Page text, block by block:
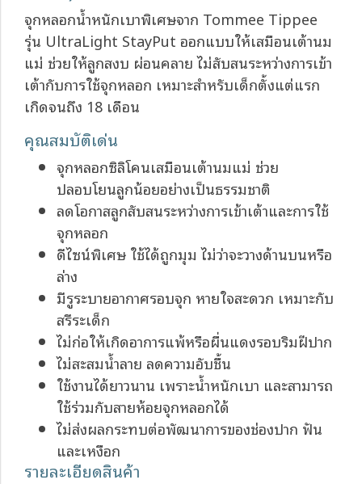
จุกหลอกน้ำหนักเบาพิเศษจาก Tommee Tippee
รุ่น UltraLight StayPut ออกแบบให้เสมือนเต้านม
แม่ ช่วยให้ลูกสงบ ผ่อนคลาย ไม่สับสนระหว่างการเข้า
เต้ากับการใช้จุกหลอก เหมาะสำหรับเด็กตั้งแต่แรก
เกิดจนถึง 18 เดือน
คุณสมบัติเด่น
จุกหลอกซิลิโคนเสมือนเต้านมแม่ ช่วย
ปลอบโยนลูกน้อยอย่างเป็นธรรมชาติ
ลดโอกาสลูกสับสนระหว่างการเข้าเต้าและการใช้
จุกหลอก
ดีไซน์พิเศษ ใช้ได้ถูกมุม ไม่ว่าจะวางด้านบนหรือ
ล่าง
มีรูระบายอากาศรอบจุก หายใจสะดวก เหมาะกับ
สรีระเด็ก
ไม่ก่อให้เกิดอาการแพ้หรือผื่นแดงรอบริมฝีปาก
ไม่สะสมน้ำลาย ลดความอับชื้น
ใช้งานได้ยาวนาน เพราะน้ำหนักเบา และสามารถ
ใช้ร่วมกับสายห้อยจุกหลอกได้
ไม่ส่งผลกระทบต่อพัฒนาการของช่องปาก ฟัน
และเหงือก
รายละเอียดสินค้า